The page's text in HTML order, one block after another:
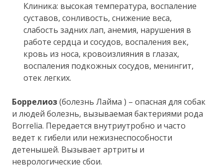
Клиника: высокая температура, воспаление
суставов, сонливость, снижение веса,
слабость задних лап, анемия, нарушения в
работе сердца и сосудов, воспаления век,
кровь из носа, кровоизлияния в глазах,
воспаления подкожных сосудов, менингит,
отек легких.
Боррелиоз(болезнь Лайма ) – опасная для собак
и людей болезнь, вызываемая бактериями рода
Borrelia. Передается внутриутробно и часто
ведет к гибели или нежизнеспособности
детенышей. Вызывает артриты и
неврологические сбои.